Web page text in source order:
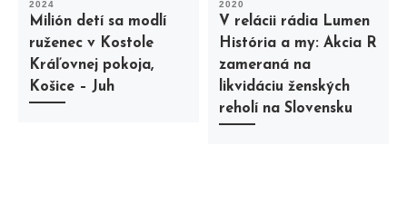
2024
Milión detí sa modlí
ruženec v Kostole
Kráľovnej pokoja,
Košice – Juh
2020
V relácii rádia Lumen
História a my: Akcia R
zameraná na
likvidáciu ženských
reholí na Slovensku